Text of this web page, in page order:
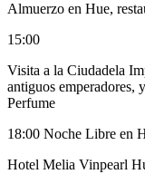
Almuerzo en Hue,
15:00
Visita a la Ciudadela
antiguos emperadores,
Perfume
18:00 Noche Libre en
Hotel Melia Vinpearl